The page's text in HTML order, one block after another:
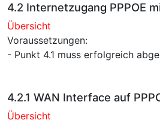
4.2 Internetzugang PPPOE
Übersicht
Voraussetzungen:
- Punkt 4.1 muss erfolgreich
4.2.1 WAN Interface auf
Übersicht